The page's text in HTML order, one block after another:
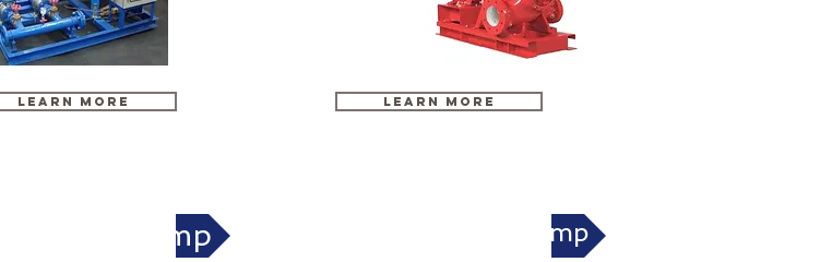
LEARN MORE LEARN MORE
pump Flygt A-C custom pump